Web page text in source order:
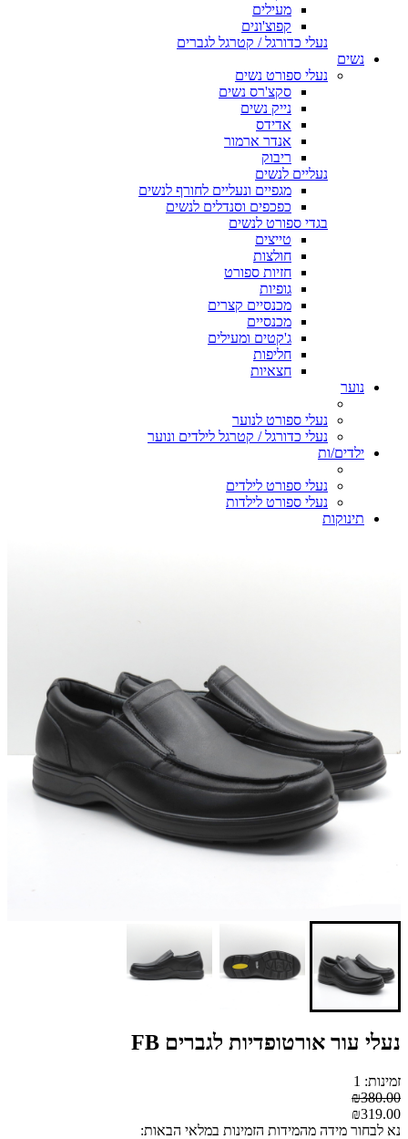
מעילים
קפוצ'ונים
נעלי כדורגל / קטרגל לגברים
נשים
נעלי ספורט נשים
סקצ'רס נשים
נייק נשים
אדידס
אנדר ארמור
ריבוק
נעליים לנשים
מגפיים ונעליים לחורף לנשים
כפכפים וסנדלים לנשים
בגדי ספורט לנשים
טייצים
חולצות
חזיות ספורט
גופיות
מכנסיים קצרים
מכנסיים
ג'קטים ומעילים
חליפות
חצאיות
נוער
נעלי ספורט לנוער
נעלי כדורגל / קטרגל לילדים ונוער
ילדים/ות
נעלי ספורט לילדים
נעלי ספורט לילדות
תינוקות
נעלי עור אורטופדיות לגברים FB
זמינות: 1
₪380.00
₪319.00
נא לבחור מידה מהמידות הזמינות במלאי הבאות: